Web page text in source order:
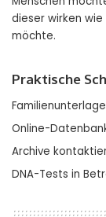
dieser wirken
möchte.
Praktische
Online-
Archive
DNA-Tests in